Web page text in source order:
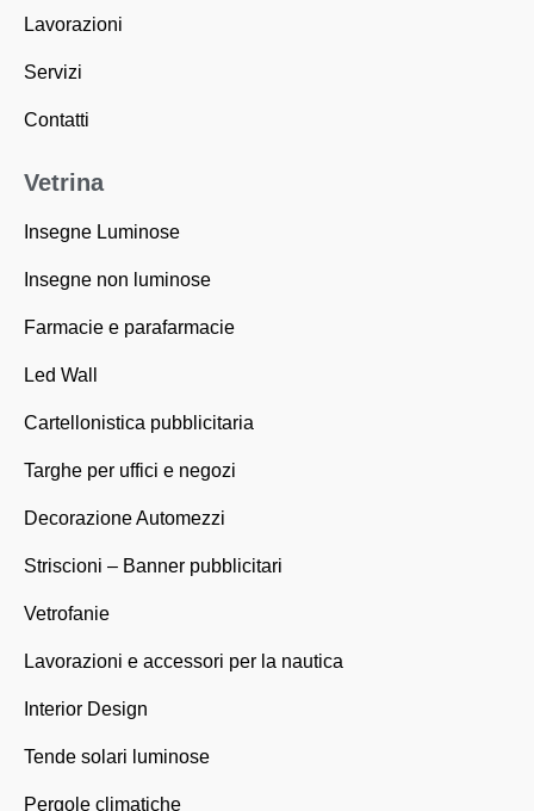
Lavorazioni
Servizi
Contatti
Vetrina
Insegne Luminose
Insegne non luminose
Farmacie e parafarmacie
Led Wall
Cartellonistica pubblicitaria
Targhe per uffici e negozi
Decorazione Automezzi
Striscioni – Banner pubblicitari
Vetrofanie
Lavorazioni e accessori per la nautica
Interior Design
Tende solari luminose
Pergole climatiche